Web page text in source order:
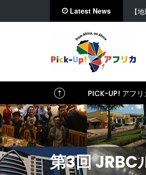
Latest News 【
PICK-UP! アフリ
第3回 JRBC